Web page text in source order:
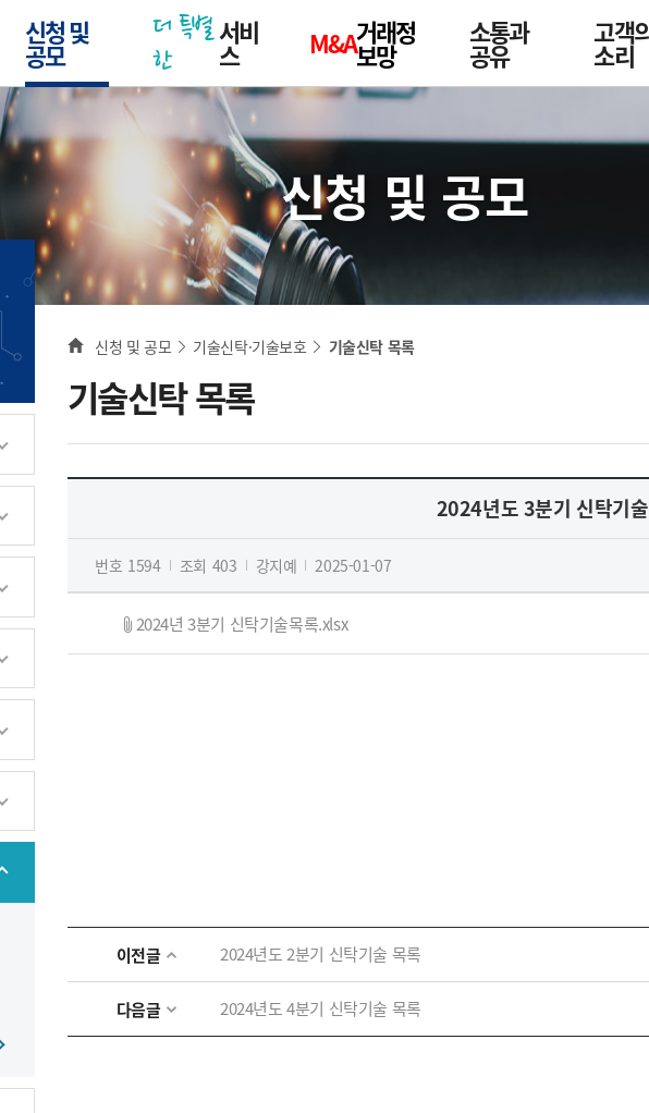
신청 및
공모
더 특별
한
서비
스 M&A거래정
보망
소통과
공유
고객
소리
신청 및 공모
경로 네비게이션
Home신청 및 공모 기술신탁·기술보호 기술신탁 목록
기술신탁 목록
2024년도 3분기 신탁기
번호 1594 조회 403 강지예 2025-01-07
2024년 3분기 신탁기술목록.xlsx
이전글 2024년도 2분기 신탁기술 목록
다음글 2024년도 4분기 신탁기술 목록